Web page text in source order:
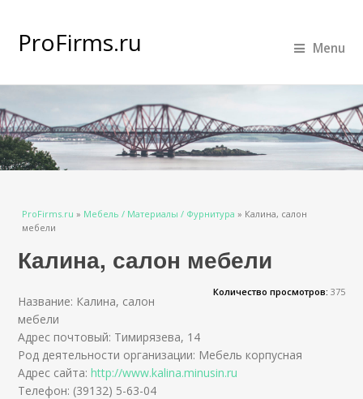
ProFirms.ru Menu
Вы здесь
ProFirms.ru » Мебель / Материалы / Фурнитура » Калина, салон
мебели
Калина, салон мебели
Количество просмотров: 375
Название: Калина, салон
мебели
Адрес почтовый: Тимирязева, 14
Род деятельности организации: Мебель корпусная
Адрес сайта:http://www.kalina.minusin.ru
Телефон: (39132) 5-63-04